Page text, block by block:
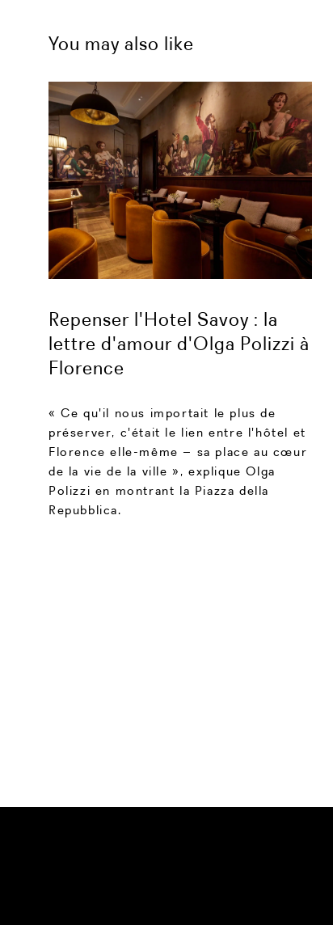
You may also like
Repenser l'Hotel Savoy : la
lettre d'amour d'Olga Polizzi à
Florence
« Ce qu'il nous importait le plus de
préserver, c'était le lien entre l'hôtel et
Florence elle-même – sa place au cœur
de la vie de la ville », explique Olga
Polizzi en montrant la Piazza della
Repubblica.